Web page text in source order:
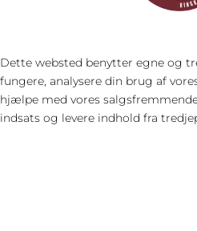
Dette websted benytter egne og
fungere, analysere din brug af
hjælpe med vores
indsats og levere indhold fra